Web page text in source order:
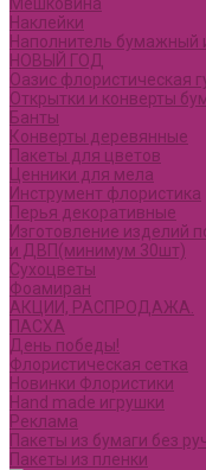
Наклейки
Наполнитель бумажный
НОВЫЙ ГОД
Оазис флористическая
Открытки и конверты
Банты
Конверты деревянные
Пакеты для цветов
Ценники для мела
Инструмент флористика
Перья декоративные
Изготовление изделий
и ДВП(минимум 30шт)
Сухоцветы
Фоамиран
АКЦИИ, РАСПРОДАЖА.
ПАСХА
День победы!
Флористическая сетка
Новинки Флористики
Hand made игрушки
Реклама
Пакеты из бумаги без
Пакеты из пленки